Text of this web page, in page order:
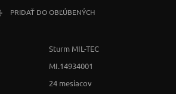
PRIDAŤ DO OBĽÚBENÝCH
Sturm MIL-TEC
MI.14934001
24 mesiacov